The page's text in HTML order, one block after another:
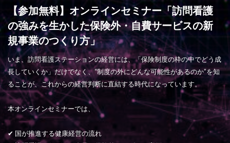
【参加無料】オンラインセミナー「訪問看護
の強みを生かした保険外・自費サービスの新
規事業のつくり方」
いま、訪問看護ステーションの経営には、「保険制度の枠の中でどう成
長していくか」だけでなく、“制度の外にどんな可能性があるのか”を知
ることが、これからの経営判断に直結する時代になっています。
本オンラインセミナーでは、
✔ 国が推進する健康経営の流れ